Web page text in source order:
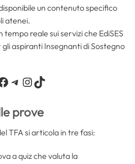
un contenuto specifico
atenei.
reale sui servizi che EdiSES
aspiranti Insegnanti di Sostegno
Telegram
Instagram
TikTok
prove
TFA si articola in tre fasi:
a quiz che valuta la